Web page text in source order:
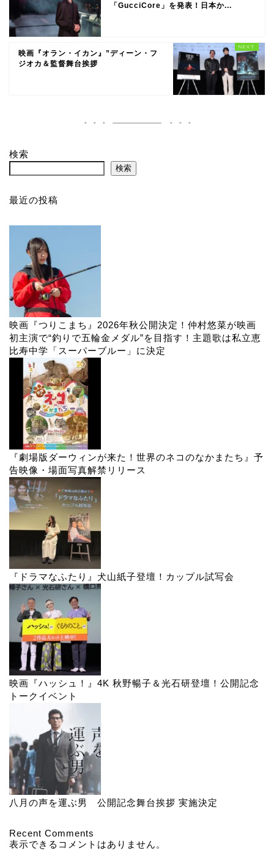
「GucciCore」を発表！日本か...
映画『オラン・イカン』”ディーン・フ
ジオカ＆監督舞台挨拶
検索
検索
最近の投稿
映画『つりこまち』2026年秋公開決定！仲村悠菜が映画
初主演で“釣りで五輪金メダル”を目指す！主題歌は私立恵
比寿中学「スーパーブルー」に決定
『劇場版ダーウィンが来た！世界のネコのなかまたち』予
告映像・場面写真解禁リリース
『ドラマなふたり』犬山紙子登壇！カップル試写会
映画『ハッシュ！』4K 秋野暢子＆光石研登壇！公開記念
トークイベント
八月の声を運ぶ男 公開記念舞台挨拶 実施決定
Recent Comments
表示できるコメントはありません。